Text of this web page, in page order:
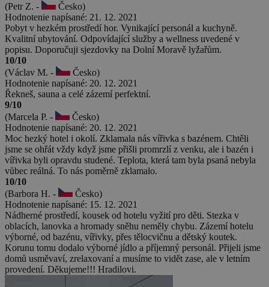
(Petr Z. -
Česko)
Hodnotenie napísané: 21. 12. 2021
Pobyt v hezkém prostředí hor. Vynikající personál a kuchyně.
Kvalitní ubytování. Odpovídající služby a wellness uvedené v
popisu. Doporučuji sjezdovky na Dolní Moravě lyžařům.
10/10
(Václav M. -
Česko)
Hodnotenie napísané: 20. 12. 2021
Řekneš, sauna a celé zázemí perfektní.
9/10
(Marcela P. -
Česko)
Hodnotenie napísané: 20. 12. 2021
Moc hezký hotel i okolí. Zklamala nás vířivka s bazénem. Chtěli
jsme se ohřát vždy když jsme přišli promrzlí z venku, ale i bazén i
vířivka byli opravdu studené. Teplota, která tam byla psaná nebyla
vůbec reálná. To nás poměrně zklamalo.
10/10
(Barbora H. -
Česko)
Hodnotenie napísané: 15. 12. 2021
Nádherné prostředí, kousek od hotelu vyžití pro děti. Stezka v
oblacích, lanovka a hromady sněhu neměly chybu. Zázemí hotelu
výborné, od bazénu, vířivky, přes tělocvičnu a dětský koutek.
Korunu tomu dodalo výborné jídlo a příjemný personál. Přijeli jsme
domů usměvaví, zrelaxovaní a musíme to vidět zase, ale v letním
provedení. Děkujeme!!! Hradilovi.